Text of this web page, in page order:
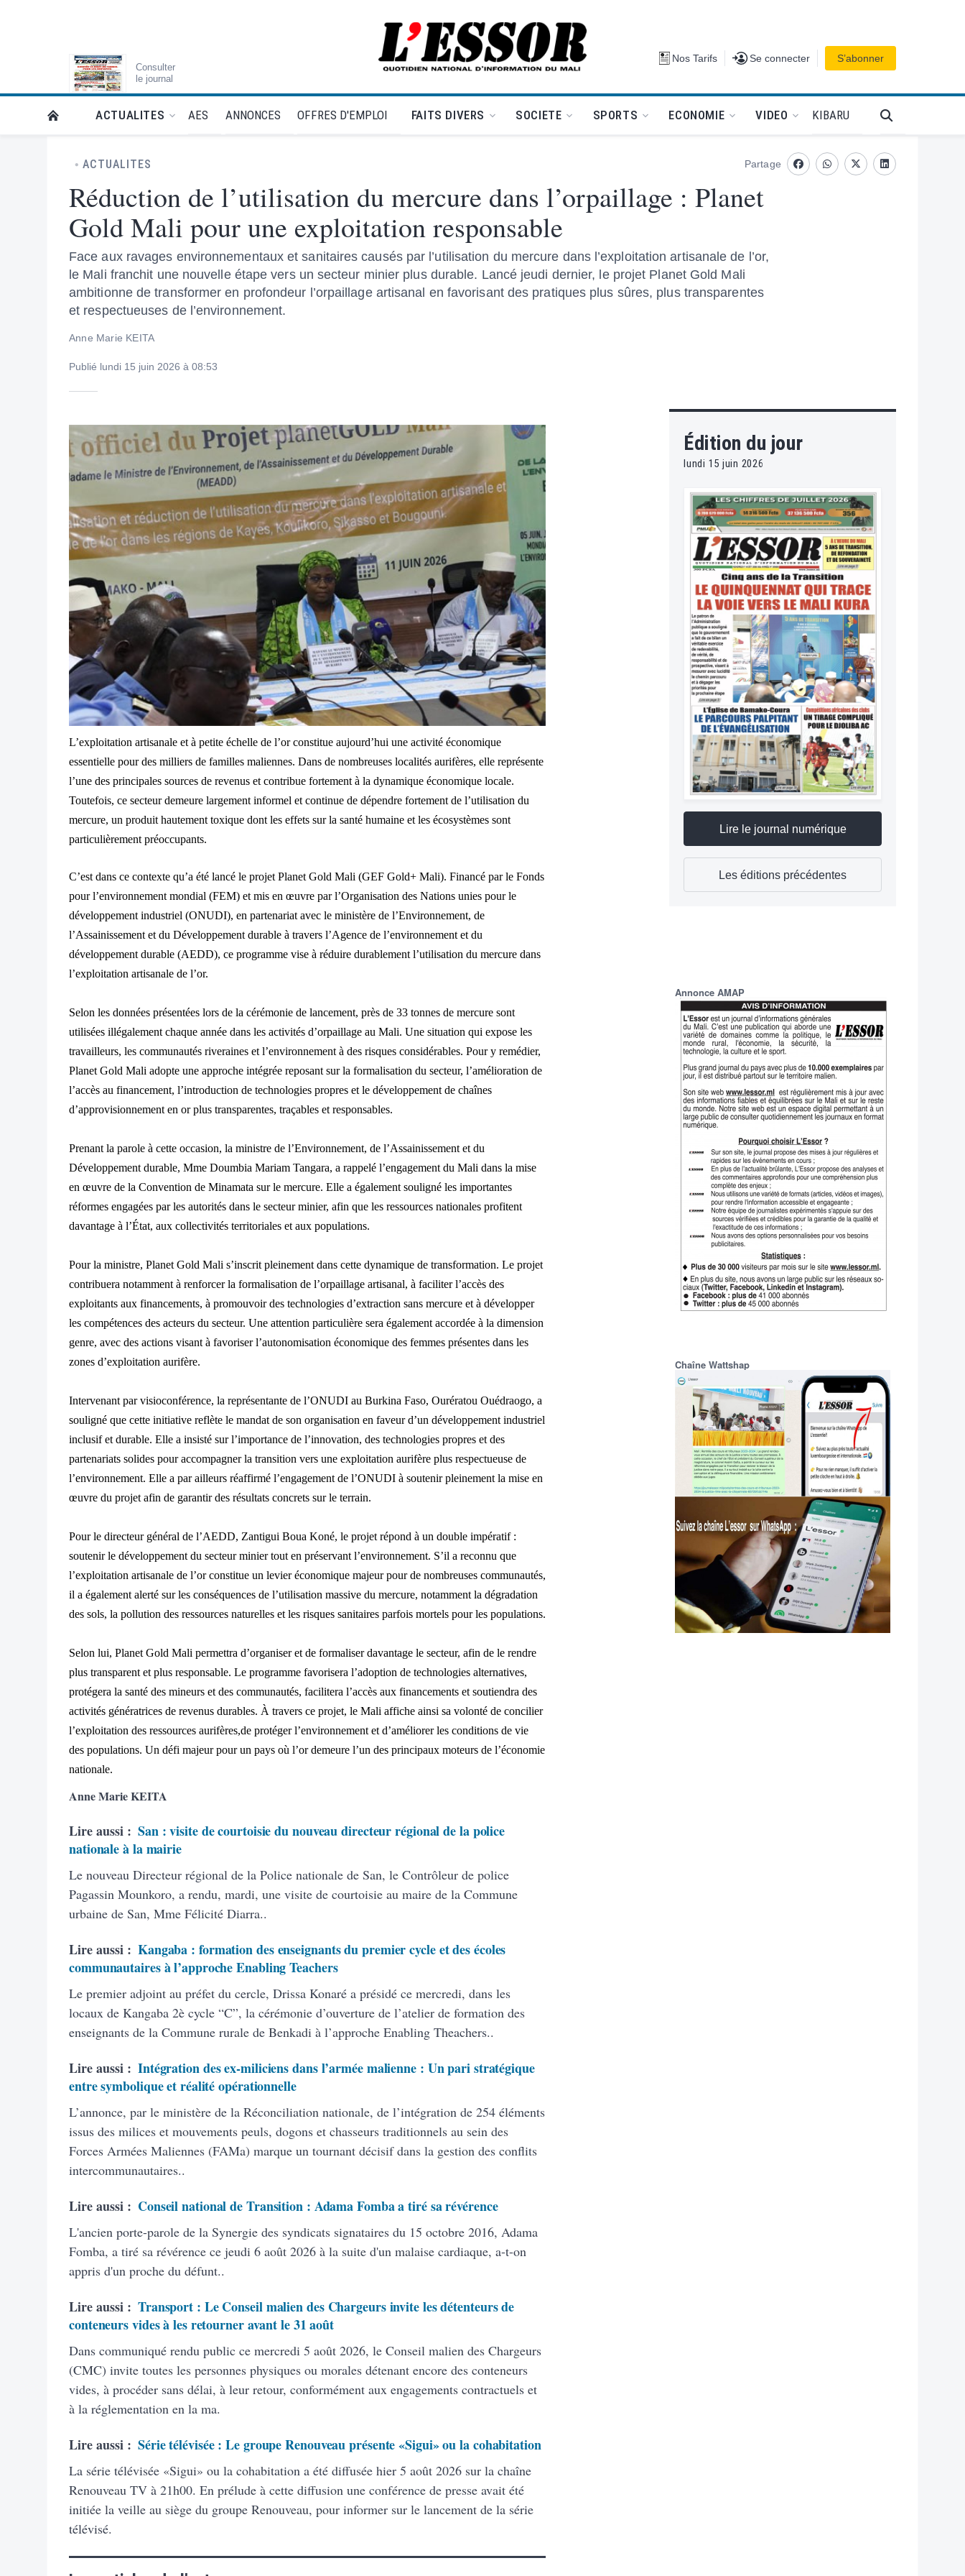
Consulter
le journal
L'Essor - retour à la une Nos Tarifs Se connecter
Se connecter S’abonner
RETOUR À LA PAGE D’ACCUEIL DE L'ESSOR
ACTUALITES AES ANNONCES OFFRES D'EMPLOI FAITS DIVERS SOCIETE SPORTS ECONOMIE VIDEO KIBARU
ACTUALITES
Réduction de l’utilisation du mercure dans l’orpaillage : Planet
Gold Mali pour une exploitation responsable
Face aux ravages environnementaux et sanitaires causés par l’utilisation du mercure dans l’exploitation artisanale de l’or,
le Mali franchit une nouvelle étape vers un secteur minier plus durable. Lancé jeudi dernier, le projet Planet Gold Mali
ambitionne de transformer en profondeur l’orpaillage artisanal en favorisant des pratiques plus sûres, plus transparentes
et respectueuses de l’environnement.
Anne Marie KEITA
Publié lundi 15 juin 2026 à 08:53
Partage
FacebookwhatsappTwitterLinkedin
L’exploitation artisanale et à petite échelle de l’or constitue aujourd’hui une activité économique
essentielle pour des milliers de familles maliennes. Dans de nombreuses localités aurifères, elle représente
l’une des principales sources de revenus et contribue fortement à la dynamique économique locale.
Toutefois, ce secteur demeure largement informel et continue de dépendre fortement de l’utilisation du
mercure, un produit hautement toxique dont les effets sur la santé humaine et les écosystèmes sont
particulièrement préoccupants.
C’est dans ce contexte qu’a été lancé le projet Planet Gold Mali (GEF Gold+ Mali). Financé par le Fonds
pour l’environnement mondial (FEM) et mis en œuvre par l’Organisation des Nations unies pour le
développement industriel (ONUDI), en partenariat avec le ministère de l’Environnement, de
l’Assainissement et du Développement durable à travers l’Agence de l’environnement et du
développement durable (AEDD), ce programme vise à réduire durablement l’utilisation du mercure dans
l’exploitation artisanale de l’or.
Selon les données présentées lors de la cérémonie de lancement, près de 33 tonnes de mercure sont
utilisées illégalement chaque année dans les activités d’orpaillage au Mali. Une situation qui expose les
travailleurs, les communautés riveraines et l’environnement à des risques considérables. Pour y remédier,
Planet Gold Mali adopte une approche intégrée reposant sur la formalisation du secteur, l’amélioration de
l’accès au financement, l’introduction de technologies propres et le développement de chaînes
d’approvisionnement en or plus transparentes, traçables et responsables.
Prenant la parole à cette occasion, la ministre de l’Environnement, de l’Assainissement et du
Développement durable, Mme Doumbia Mariam Tangara, a rappelé l’engagement du Mali dans la mise
en œuvre de la Convention de Minamata sur le mercure. Elle a également souligné les importantes
réformes engagées par les autorités dans le secteur minier, afin que les ressources nationales profitent
davantage à l’État, aux collectivités territoriales et aux populations.
Pour la ministre, Planet Gold Mali s’inscrit pleinement dans cette dynamique de transformation. Le projet
contribuera notamment à renforcer la formalisation de l’orpaillage artisanal, à faciliter l’accès des
exploitants aux financements, à promouvoir des technologies d’extraction sans mercure et à développer
les compétences des acteurs du secteur. Une attention particulière sera également accordée à la dimension
genre, avec des actions visant à favoriser l’autonomisation économique des femmes présentes dans les
zones d’exploitation aurifère.
Intervenant par visioconférence, la représentante de l’ONUDI au Burkina Faso, Ourératou Ouédraogo, a
souligné que cette initiative reflète le mandat de son organisation en faveur d’un développement industriel
inclusif et durable. Elle a insisté sur l’importance de l’innovation, des technologies propres et des
partenariats solides pour accompagner la transition vers une exploitation aurifère plus respectueuse de
l’environnement. Elle a par ailleurs réaffirmé l’engagement de l’ONUDI à soutenir pleinement la mise en
œuvre du projet afin de garantir des résultats concrets sur le terrain.
Pour le directeur général de l’AEDD, Zantigui Boua Koné, le projet répond à un double impératif :
soutenir le développement du secteur minier tout en préservant l’environnement. S’il a reconnu que
l’exploitation artisanale de l’or constitue un levier économique majeur pour de nombreuses communautés,
il a également alerté sur les conséquences de l’utilisation massive du mercure, notamment la dégradation
des sols, la pollution des ressources naturelles et les risques sanitaires parfois mortels pour les populations.
Selon lui, Planet Gold Mali permettra d’organiser et de formaliser davantage le secteur, afin de le rendre
plus transparent et plus responsable. Le programme favorisera l’adoption de technologies alternatives,
protégera la santé des mineurs et des communautés, facilitera l’accès aux financements et soutiendra des
activités génératrices de revenus durables. À travers ce projet, le Mali affiche ainsi sa volonté de concilier
l’exploitation des ressources aurifères,de protéger l’environnement et d’améliorer les conditions de vie
des populations. Un défi majeur pour un pays où l’or demeure l’un des principaux moteurs de l’économie
nationale.
Anne Marie KEITA
Lire aussi : San : visite de courtoisie du nouveau directeur régional de la police
nationale à la mairie
Le nouveau Directeur régional de la Police nationale de San, le Contrôleur de police
Pagassin Mounkoro, a rendu, mardi, une visite de courtoisie au maire de la Commune
urbaine de San, Mme Félicité Diarra..
Lire aussi : Kangaba : formation des enseignants du premier cycle et des écoles
communautaires à l’approche Enabling Teachers
Le premier adjoint au préfet du cercle, Drissa Konaré a présidé ce mercredi, dans les
locaux de Kangaba 2è cycle “C”, la cérémonie d’ouverture de l’atelier de formation des
enseignants de la Commune rurale de Benkadi à l’approche Enabling Theachers..
Lire aussi : Intégration des ex-miliciens dans l’armée malienne : Un pari stratégique
entre symbolique et réalité opérationnelle
L’annonce, par le ministère de la Réconciliation nationale, de l’intégration de 254 éléments
issus des milices et mouvements peuls, dogons et chasseurs traditionnels au sein des
Forces Armées Maliennes (FAMa) marque un tournant décisif dans la gestion des conflits
intercommunautaires..
Lire aussi : Conseil national de Transition : Adama Fomba a tiré sa révérence
L'ancien porte-parole de la Synergie des syndicats signataires du 15 octobre 2016, Adama
Fomba, a tiré sa révérence ce jeudi 6 août 2026 à la suite d'un malaise cardiaque, a-t-on
appris d'un proche du défunt..
Lire aussi : Transport : Le Conseil malien des Chargeurs invite les détenteurs de
conteneurs vides à les retourner avant le 31 août
Dans communiqué rendu public ce mercredi 5 août 2026, le Conseil malien des Chargeurs
(CMC) invite toutes les personnes physiques ou morales détenant encore des conteneurs
vides, à procéder sans délai, à leur retour, conformément aux engagements contractuels et
à la réglementation en la ma.
Lire aussi : Série télévisée : Le groupe Renouveau présente «Sigui» ou la cohabitation
La série télévisée «Sigui» ou la cohabitation a été diffusée hier 5 août 2026 sur la chaîne
Renouveau TV à 21h00. En prélude à cette diffusion une conférence de presse avait été
initiée la veille au siège du groupe Renouveau, pour informer sur le lancement de la série
télévisé.
Édition du jour
lundi 15 juin 2026
Lire le journal numérique
Les éditions précédentes
Annonce AMAP
Chaîne Wattshap